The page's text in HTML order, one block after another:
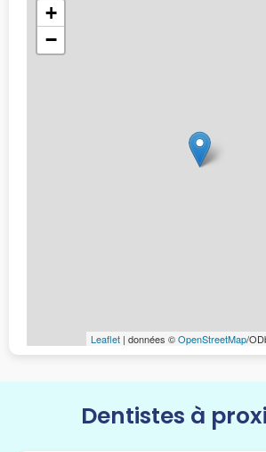
+
−
Leaflet | données ©OpenStreetMap/
Dentistes à